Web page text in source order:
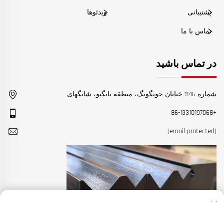
پشتیبانی ویدئوها
تماس با ما
در تماس باشید
شماره 1146 خیابان جونگونگ، منطقه یانگپو، شانگهای
+86-13310197068
[email protected]